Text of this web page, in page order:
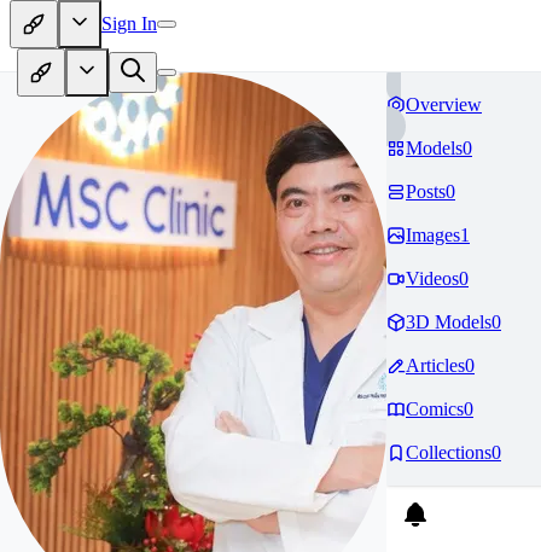
Sign In
Overview
Models0
Posts0
Images1
Videos0
3D Models0
Articles0
Comics0
Collections0